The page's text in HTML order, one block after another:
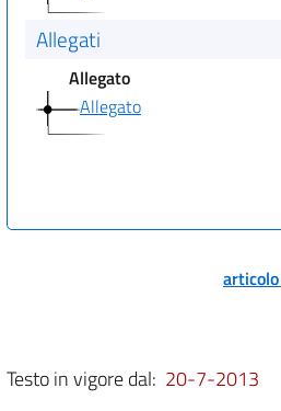
Allegati
Allegato
Allegato
Testo in vigore dal: 20-7-2013